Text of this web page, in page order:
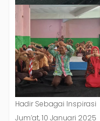
Hadir Sebagai Inspirasi
Jum’at, 10 Januari 2025